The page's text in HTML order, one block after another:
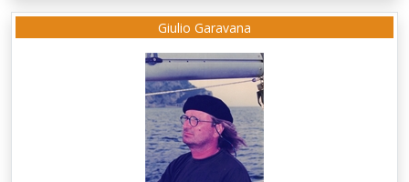
Giulio Garavana